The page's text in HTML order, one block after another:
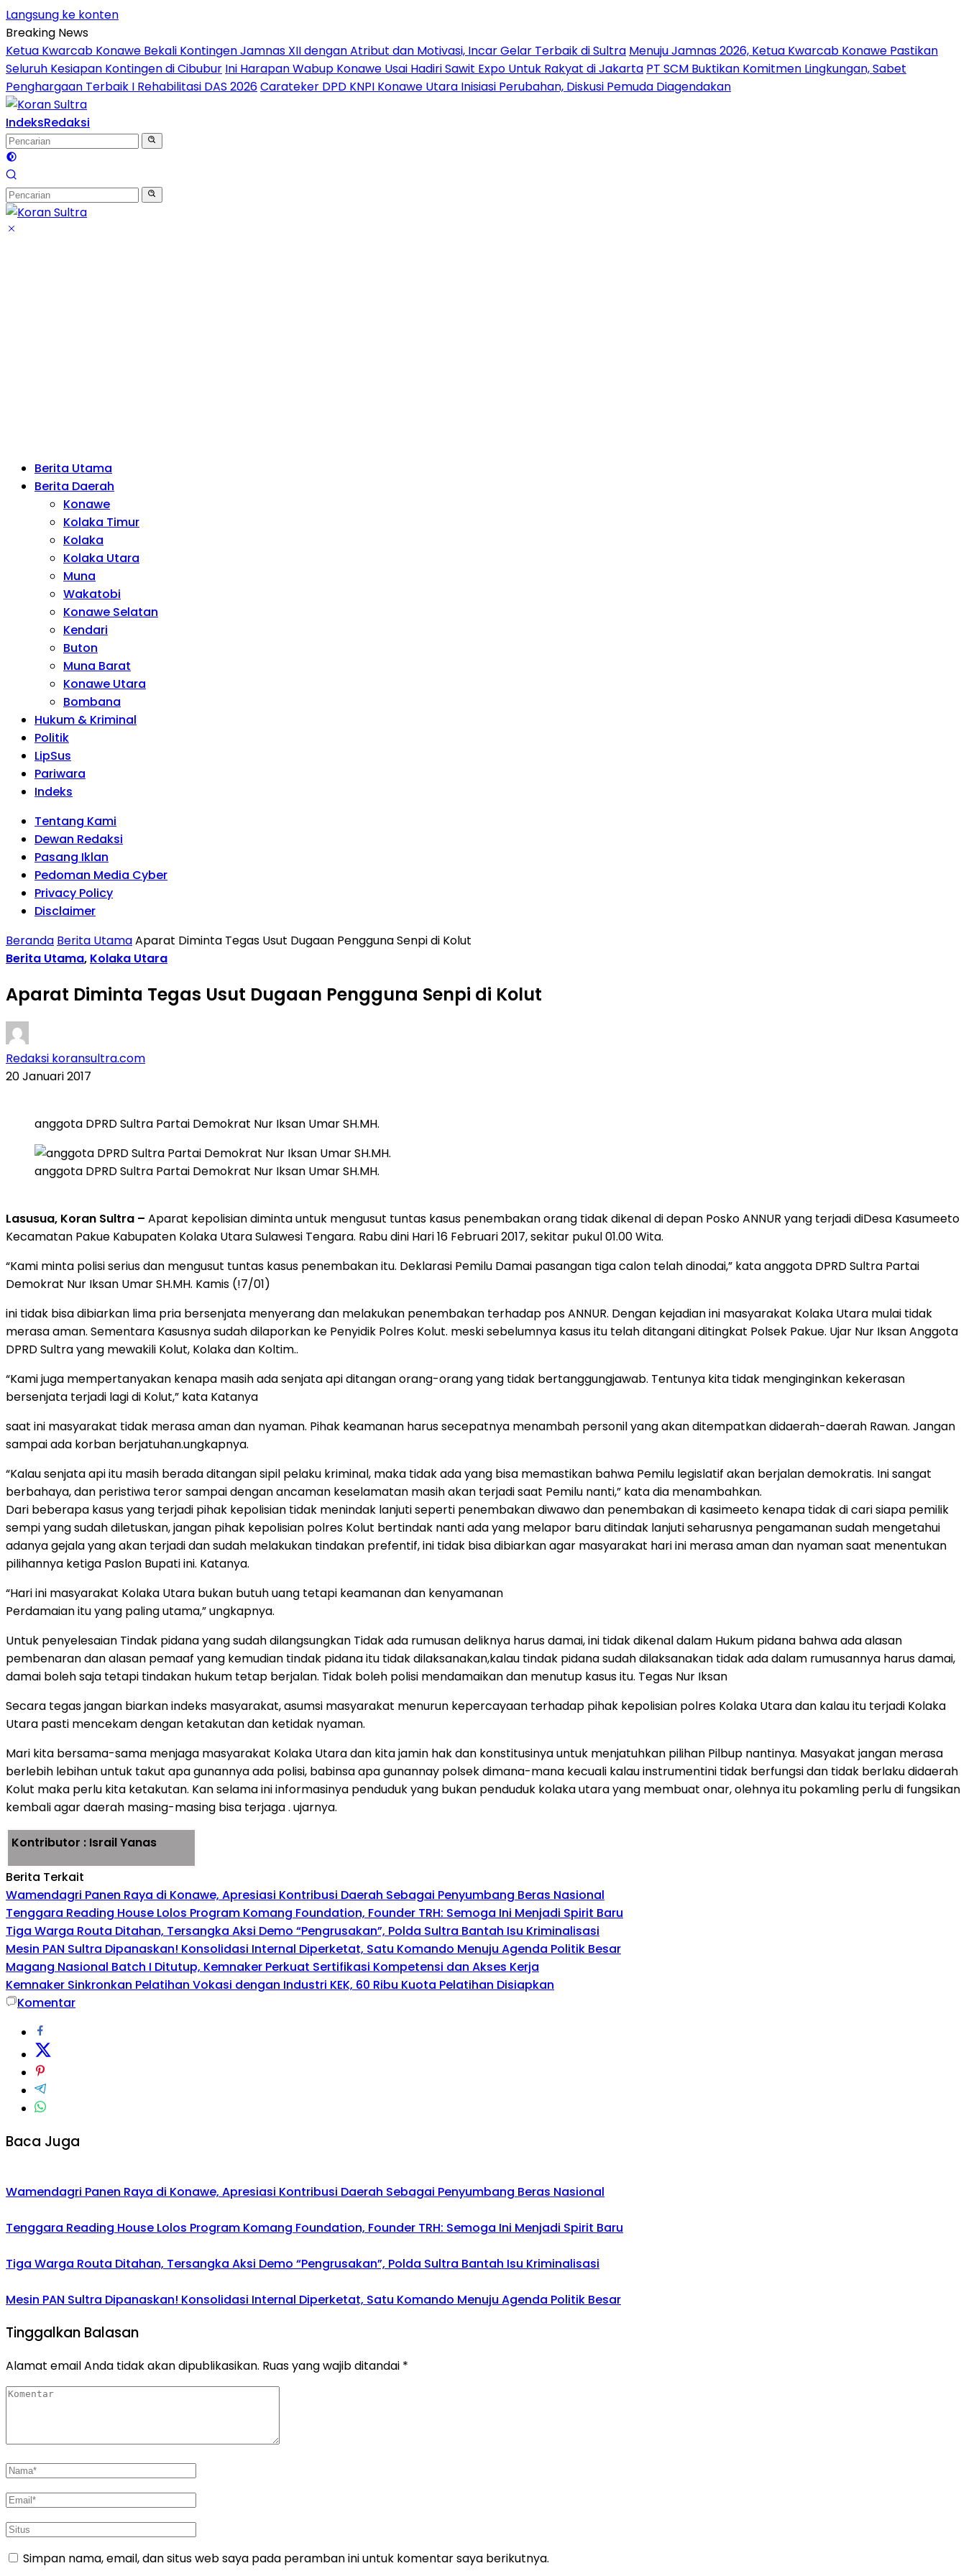
Langsung ke konten
Breaking News
Ketua Kwarcab Konawe Bekali Kontingen Jamnas XII dengan Atribut dan Motivasi, Incar Gelar Terbaik di Sultra Menuju Jamnas 2026, Ketua Kwarcab Konawe Pastikan
Seluruh Kesiapan Kontingen di Cibubur Ini Harapan Wabup Konawe Usai Hadiri Sawit Expo Untuk Rakyat di Jakarta PT SCM Buktikan Komitmen Lingkungan, Sabet
Penghargaan Terbaik I Rehabilitasi DAS 2026Carateker DPD KNPI Konawe Utara Inisiasi Perubahan, Diskusi Pemuda Diagendakan
IndeksRedaksi
Berita Utama
Berita Daerah
Konawe
Kolaka Timur
Kolaka
Kolaka Utara
Muna
Wakatobi
Konawe Selatan
Kendari
Buton
Muna Barat
Konawe Utara
Bombana
Hukum & Kriminal
Politik
LipSus
Pariwara
Indeks
Tentang Kami
Dewan Redaksi
Pasang Iklan
Pedoman Media Cyber
Privacy Policy
Disclaimer
Beranda Berita UtamaAparat Diminta Tegas Usut Dugaan Pengguna Senpi di Kolut
Berita Utama, Kolaka Utara
Aparat Diminta Tegas Usut Dugaan Pengguna Senpi di Kolut
Redaksi koransultra.com
20 Januari 2017
anggota DPRD Sultra Partai Demokrat Nur Iksan Umar SH.MH.
anggota DPRD Sultra Partai Demokrat Nur Iksan Umar SH.MH.
Lasusua, Koran Sultra – Aparat kepolisian diminta untuk mengusut tuntas kasus penembakan orang tidak dikenal di depan Posko ANNUR yang terjadi diDesa Kasumeeto
Kecamatan Pakue Kabupaten Kolaka Utara Sulawesi Tengara. Rabu dini Hari 16 Februari 2017, sekitar pukul 01.00 Wita.
“Kami minta polisi serius dan mengusut tuntas kasus penembakan itu. Deklarasi Pemilu Damai pasangan tiga calon telah dinodai,” kata anggota DPRD Sultra Partai
Demokrat Nur Iksan Umar SH.MH. Kamis (!7/01)
ini tidak bisa dibiarkan lima pria bersenjata menyerang dan melakukan penembakan terhadap pos ANNUR. Dengan kejadian ini masyarakat Kolaka Utara mulai tidak
merasa aman. Sementara Kasusnya sudah dilaporkan ke Penyidik Polres Kolut. meski sebelumnya kasus itu telah ditangani ditingkat Polsek Pakue. Ujar Nur Iksan Anggota
DPRD Sultra yang mewakili Kolut, Kolaka dan Koltim..
“Kami juga mempertanyakan kenapa masih ada senjata api ditangan orang-orang yang tidak bertanggungjawab. Tentunya kita tidak menginginkan kekerasan
bersenjata terjadi lagi di Kolut,” kata Katanya
saat ini masyarakat tidak merasa aman dan nyaman. Pihak keamanan harus secepatnya menambah personil yang akan ditempatkan didaerah-daerah Rawan. Jangan
sampai ada korban berjatuhan.ungkapnya.
“Kalau senjata api itu masih berada ditangan sipil pelaku kriminal, maka tidak ada yang bisa memastikan bahwa Pemilu legislatif akan berjalan demokratis. Ini sangat
berbahaya, dan peristiwa teror sampai dengan ancaman keselamatan masih akan terjadi saat Pemilu nanti,” kata dia menambahkan.
Dari beberapa kasus yang terjadi pihak kepolisian tidak menindak lanjuti seperti penembakan diwawo dan penembakan di kasimeeto kenapa tidak di cari siapa pemilik
sempi yang sudah diletuskan, jangan pihak kepolisian polres Kolut bertindak nanti ada yang melapor baru ditindak lanjuti seharusnya pengamanan sudah mengetahui
adanya gejala yang akan terjadi dan sudah melakukan tindakan prefentif, ini tidak bisa dibiarkan agar masyarakat hari ini merasa aman dan nyaman saat menentukan
pilihannya ketiga Paslon Bupati ini. Katanya.
“Hari ini masyarakat Kolaka Utara bukan butuh uang tetapi keamanan dan kenyamanan
Perdamaian itu yang paling utama,” ungkapnya.
Untuk penyelesaian Tindak pidana yang sudah dilangsungkan Tidak ada rumusan deliknya harus damai, ini tidak dikenal dalam Hukum pidana bahwa ada alasan
pembenaran dan alasan pemaaf yang kemudian tindak pidana itu tidak dilaksanakan,kalau tindak pidana sudah dilaksanakan tidak ada dalam rumusannya harus damai,
damai boleh saja tetapi tindakan hukum tetap berjalan. Tidak boleh polisi mendamaikan dan menutup kasus itu. Tegas Nur Iksan
Secara tegas jangan biarkan indeks masyarakat, asumsi masyarakat menurun kepercayaan terhadap pihak kepolisian polres Kolaka Utara dan kalau itu terjadi Kolaka
Utara pasti mencekam dengan ketakutan dan ketidak nyaman.
Mari kita bersama-sama menjaga masyarakat Kolaka Utara dan kita jamin hak dan konstitusinya untuk menjatuhkan pilihan Pilbup nantinya. Masyakat jangan merasa
berlebih lebihan untuk takut apa gunannya ada polisi, babinsa apa gunannay polsek dimana-mana kecuali kalau instrumentini tidak berfungsi dan tidak berlaku didaerah
Kolut maka perlu kita ketakutan. Kan selama ini informasinya penduduk yang bukan penduduk kolaka utara yang membuat onar, olehnya itu pokamling perlu di fungsikan
kembali agar daerah masing-masing bisa terjaga . ujarnya.
Kontributor : Israil Yanas
Berita Terkait
Wamendagri Panen Raya di Konawe, Apresiasi Kontribusi Daerah Sebagai Penyumbang Beras Nasional
Tenggara Reading House Lolos Program Komang Foundation, Founder TRH: Semoga Ini Menjadi Spirit Baru
Tiga Warga Routa Ditahan, Tersangka Aksi Demo “Pengrusakan”, Polda Sultra Bantah Isu Kriminalisasi
Mesin PAN Sultra Dipanaskan! Konsolidasi Internal Diperketat, Satu Komando Menuju Agenda Politik Besar
Magang Nasional Batch I Ditutup, Kemnaker Perkuat Sertifikasi Kompetensi dan Akses Kerja
Kemnaker Sinkronkan Pelatihan Vokasi dengan Industri KEK, 60 Ribu Kuota Pelatihan Disiapkan
Komentar
Baca Juga
Wamendagri Panen Raya di Konawe, Apresiasi Kontribusi Daerah Sebagai Penyumbang Beras Nasional
Tenggara Reading House Lolos Program Komang Foundation, Founder TRH: Semoga Ini Menjadi Spirit Baru
Tiga Warga Routa Ditahan, Tersangka Aksi Demo “Pengrusakan”, Polda Sultra Bantah Isu Kriminalisasi
Mesin PAN Sultra Dipanaskan! Konsolidasi Internal Diperketat, Satu Komando Menuju Agenda Politik Besar
Tinggalkan Balasan
Alamat email Anda tidak akan dipublikasikan. Ruas yang wajib ditandai *
Simpan nama, email, dan situs web saya pada peramban ini untuk komentar saya berikutnya.